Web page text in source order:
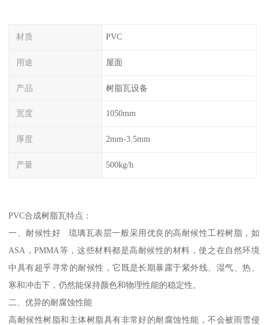
材质 PVC
用途 屋面
产品 树脂瓦设备
宽度 1050mm
厚度 2mm-3.5mm
产量 500kg/h
PVC合成树脂瓦特点：
一、耐候性好 琉璃瓦表层一般采用优良的高耐候性工程树脂，如
ASA，PMMA等，这些材料都是高耐候性的材料，使之在自然环境
中具有超乎寻常的耐候性，它既是长期暴露于紫外线、湿气、热、
寒和冲击下，仍然能保持颜色和物理性能的稳定性。
二、优异的耐腐蚀性能
高耐候性树脂和主体树脂具有非常好的耐腐蚀性能，不会被雨雪侵